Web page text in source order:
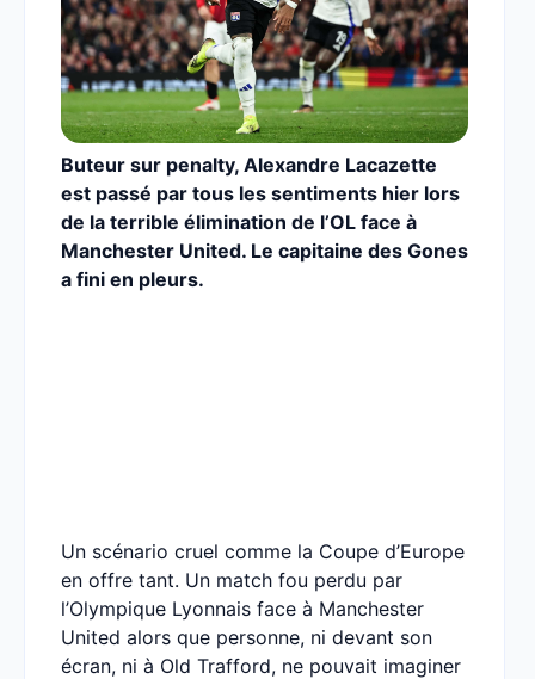
Buteur sur penalty, Alexandre Lacazette
est passé par tous les sentiments hier lors
de la terrible élimination de l’OL face à
Manchester United. Le capitaine des Gones
a fini en pleurs.
Un scénario cruel comme la Coupe d’Europe
en offre tant. Un match fou perdu par
l’Olympique Lyonnais face à Manchester
United alors que personne, ni devant son
écran, ni à Old Trafford, ne pouvait imaginer